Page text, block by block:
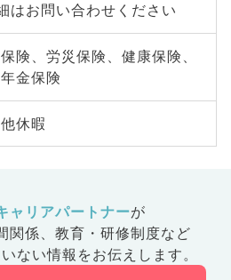
はお問い合わせください
険、労災保険、健康保険、
金保険
休暇
ャリアパートナーが
係、 教育・研修制度など
ない情報をお伝えします。